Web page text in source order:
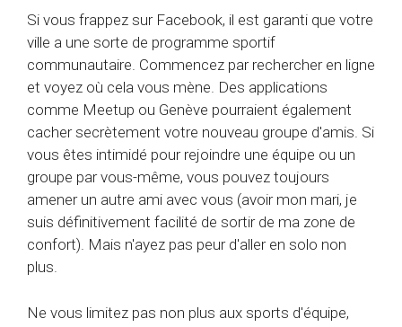
Si vous frappez sur Facebook, il est garanti que votre
ville a une sorte de programme sportif
communautaire. Commencez par rechercher en ligne
et voyez où cela vous mène. Des applications
comme Meetup ou Genève pourraient également
cacher secrètement votre nouveau groupe d'amis. Si
vous êtes intimidé pour rejoindre une équipe ou un
groupe par vous-même, vous pouvez toujours
amener un autre ami avec vous (avoir mon mari, je
suis définitivement facilité de sortir de ma zone de
confort). Mais n'ayez pas peur d'aller en solo non
plus.
Ne vous limitez pas non plus aux sports d'équipe,